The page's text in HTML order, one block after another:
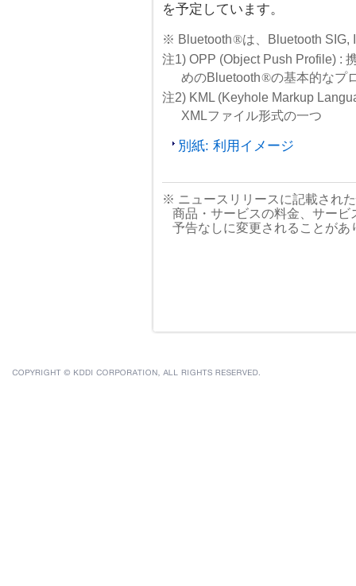
を予定しています。
※ Bluetooth®は、Bluetooth SIG,
注1) OPP (Object Push Profile) :
めのBluetooth®の基本的なプ
注2) KML (Keyhole Markup
XMLファイル形式の一つ
別紙: 利用イメージ
※ ニュースリリースに記載され
商品・サービスの料金、サー
予告なしに変更されることが